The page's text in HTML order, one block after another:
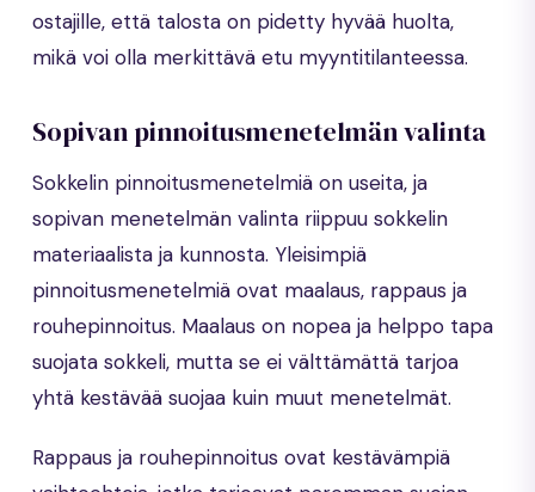
ostajille, että talosta on pidetty hyvää huolta,
mikä voi olla merkittävä etu myyntitilanteessa.
Sopivan pinnoitusmenetelmän valinta
Sokkelin pinnoitusmenetelmiä on useita, ja
sopivan menetelmän valinta riippuu sokkelin
materiaalista ja kunnosta. Yleisimpiä
pinnoitusmenetelmiä ovat maalaus, rappaus ja
rouhepinnoitus. Maalaus on nopea ja helppo tapa
suojata sokkeli, mutta se ei välttämättä tarjoa
yhtä kestävää suojaa kuin muut menetelmät.
Rappaus ja rouhepinnoitus ovat kestävämpiä